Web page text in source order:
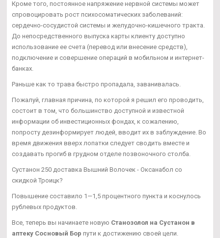
Кроме того, постоянное напряжение нервной системы может
спровоцировать рост психосоматических заболеваний:
сердечно-сосудистой системы и желудочно-кишечного тракта.
До непосредственного выпуска карты клиенту доступно
использование ее счета (перевод или внесение средств),
подключение и совершение операций в мобильном и интернет-
банках.
Раньше как то трава быстро пропадала, заванивалась.
Пожалуй, главная причина, по которой я решил его проводить,
состоит в том, что большинство доступной и известной
информации об инвестиционных фондах, к сожалению,
попросту дезинформирует людей, вводит их в заблуждение. Во
время движения вверх лопатки следует сводить вместе и
создавать прогиб в грудном отделе позвоночного столба.
Сустанон 250 доставка Вышний Волочек - Оксанабол со
скидкой Троицк?
Повышение составило 1—1,5 процентного пункта и коснулось
рублевых продуктов.
Все, теперь вы начинаете новую Станозолол на Сустанон в
аптеку Сосновый Бор пути к достижению своей цели.